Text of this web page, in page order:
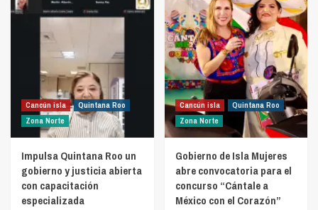
Cancún isla
Quintana Roo
Zona Norte
Impulsa Quintana Roo un
gobierno y justicia abierta
con capacitación
especializada
Cancún isla
Quintana Roo
Zona Norte
Gobierno de Isla Mujeres
abre convocatoria para el
concurso “Cántale a
México con el Corazón”